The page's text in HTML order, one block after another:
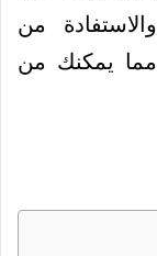
من
مما يمكنك من